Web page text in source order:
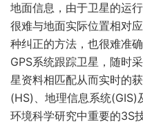
地面信息，由于卫星的运
很难与地面实际位置相对
种纠正的方法，也很难准
GPS系统跟踪卫星，随时
星资料相匹配从而实时的
(HS)、地理信息系统(GIS)
环境科学研究中重要的3S